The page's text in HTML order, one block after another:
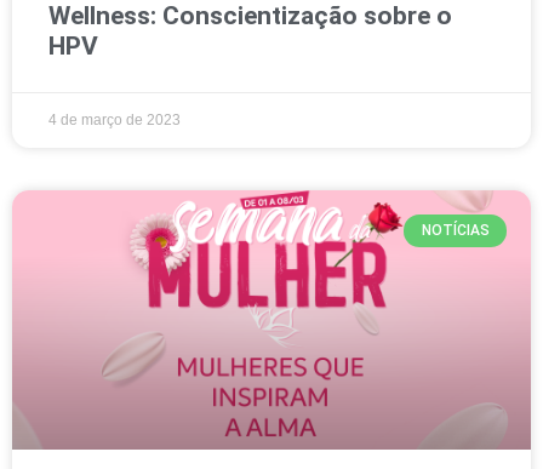
Wellness: Conscientização sobre o
HPV
4 de março de 2023
NOTÍCIAS